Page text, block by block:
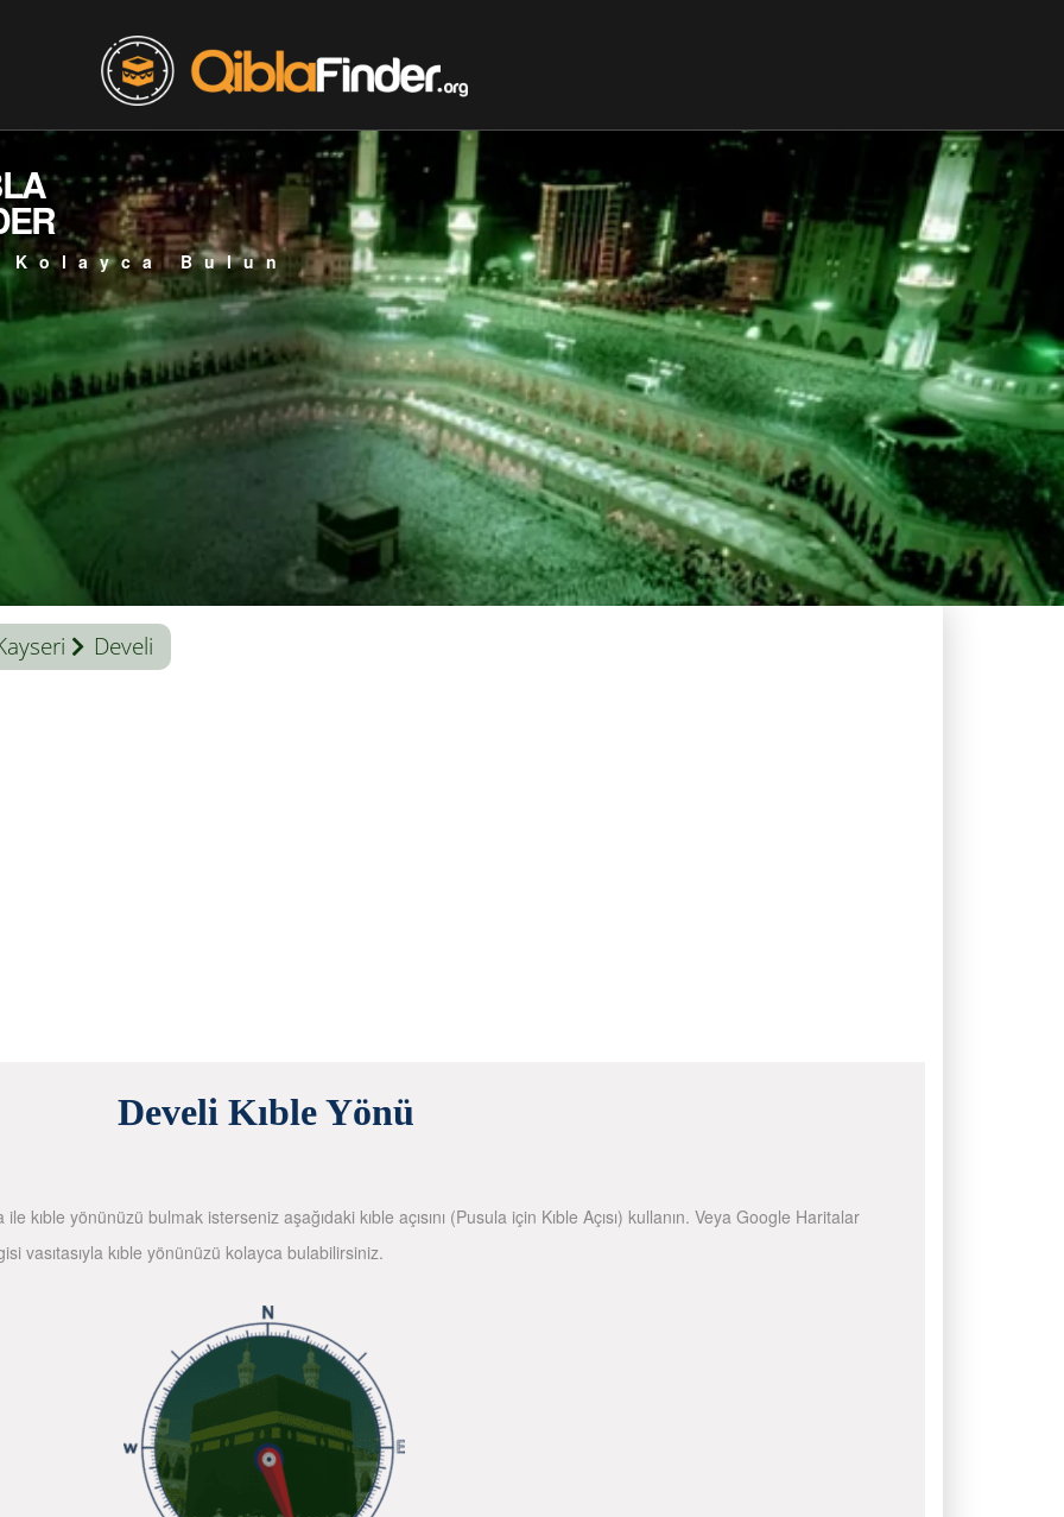
Kolayca Bulun
Develi
Develi Kıble Yönü
kıble yönünüzü bulmak isterseniz aşağıdaki kıble açısını (Pusula için Kıble Açısı) kullanın. Veya Google Haritalar
vasıtasıyla kıble yönünüzü kolayca bulabilirsiniz.